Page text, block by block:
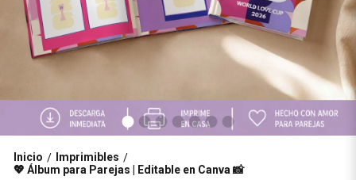
Inicio / Imprimibles /
💖 Álbum para Parejas | Editable en Canva 📸